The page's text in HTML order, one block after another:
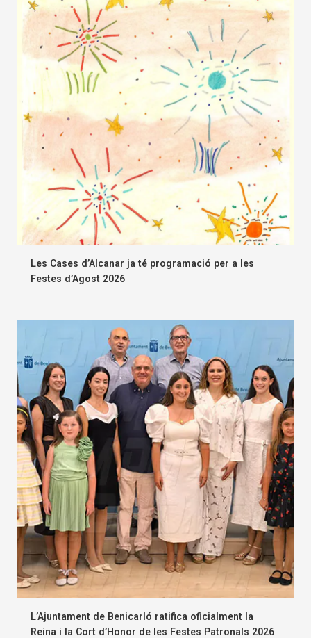
Les Cases d’Alcanar ja té programació per a les
Festes d’Agost 2026
L’Ajuntament de Benicarló ratifica oficialment la
Reina i la Cort d’Honor de les Festes Patronals 2026